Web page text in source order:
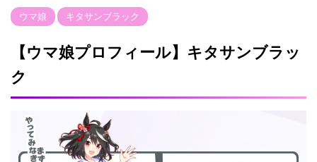
ウマ娘 キタサンブラック
【ウマ娘プロフィール】キタサンブラッ
ク